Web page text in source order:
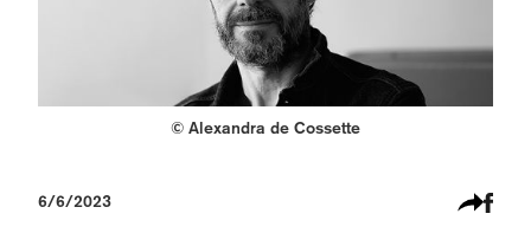
© Alexandra de Cossette
6/6/2023